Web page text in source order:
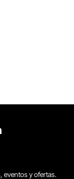
eventos y ofertas.